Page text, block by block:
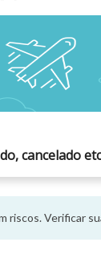
cancelado
riscos. Verificar